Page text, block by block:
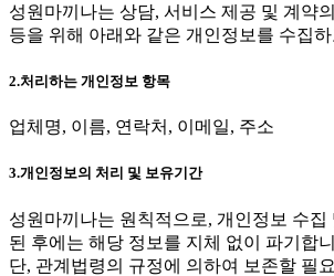
성원마끼나는 상담, 서비스 제공 및 계약
등을 위해 아래와 같은 개인정보를 수집
2.처리하는 개인정보 항목
업체명, 이름, 연락처, 이메일, 주소
3.개인정보의 처리 및 보유기간
성원마끼나는 원칙적으로, 개인정보 수집
된 후에는 해당 정보를 지체 없이 파기합
단, 관계법령의 규정에 의하여 보존할 필